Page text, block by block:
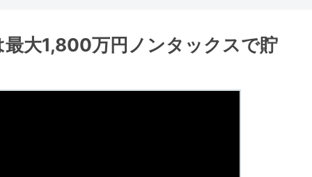
大1,800万円ノンタックスで貯